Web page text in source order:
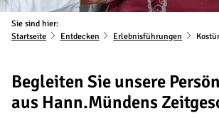
Sie sind hier:
Startseite
Entdecken Erlebnisführungen
Begleiten Sie unsere
aus Hann.Mündens